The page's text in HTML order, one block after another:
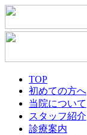
TOP
初めての方へ
当院について
スタッフ紹介
診療案内